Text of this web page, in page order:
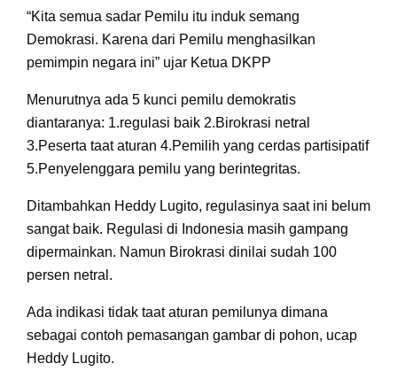
“Kita semua sadar Pemilu itu induk semang
Demokrasi. Karena dari Pemilu menghasilkan
pemimpin negara ini” ujar Ketua DKPP
Menurutnya ada 5 kunci pemilu demokratis
diantaranya: 1.regulasi baik 2.Birokrasi netral
3.Peserta taat aturan 4.Pemilih yang cerdas partisipatif
5.Penyelenggara pemilu yang berintegritas.
Ditambahkan Heddy Lugito, regulasinya saat ini belum
sangat baik. Regulasi di Indonesia masih gampang
dipermainkan. Namun Birokrasi dinilai sudah 100
persen netral.
Ada indikasi tidak taat aturan pemilunya dimana
sebagai contoh pemasangan gambar di pohon, ucap
Heddy Lugito.